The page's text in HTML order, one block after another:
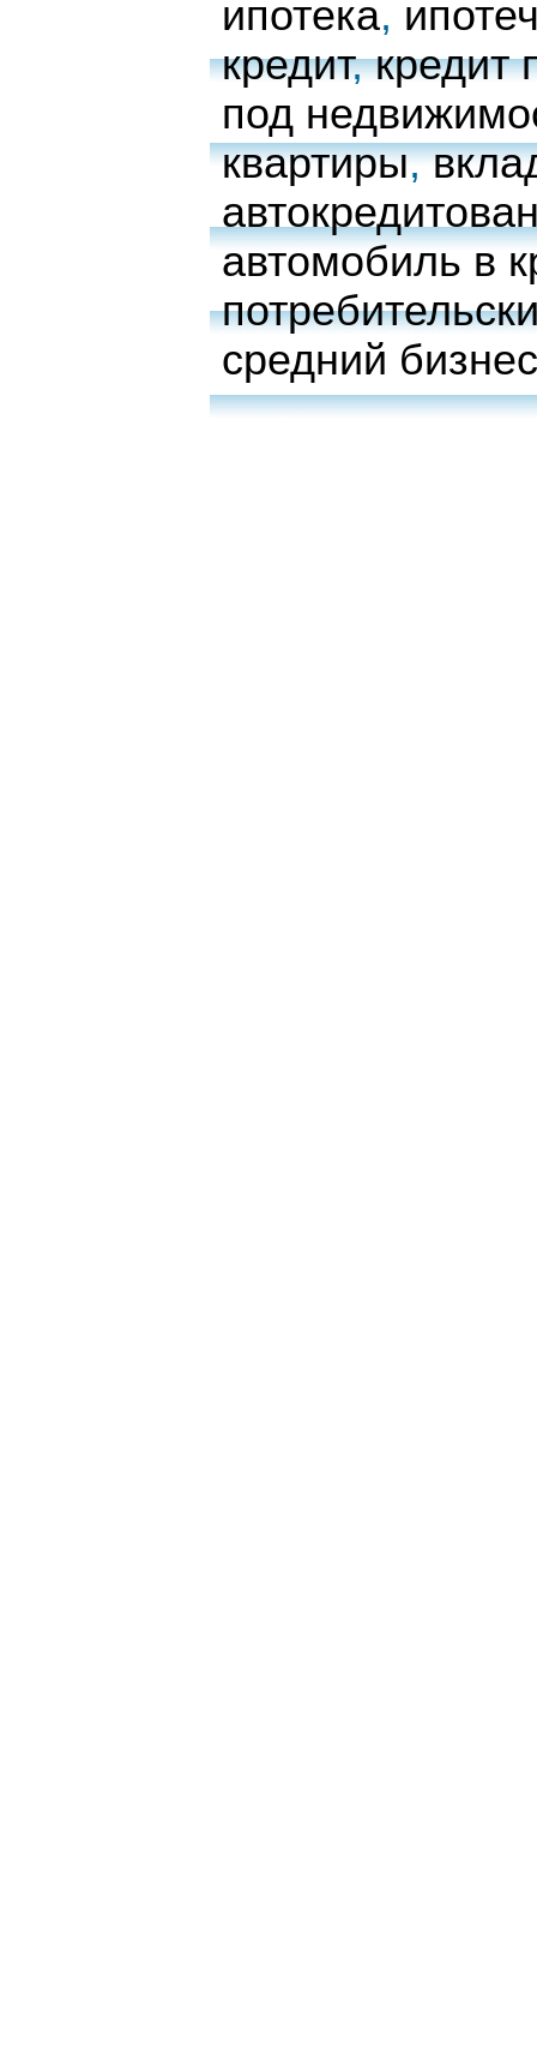
ипотека,
кредит,кредит
под
квартиры,
автомобиль в
средний бизнес